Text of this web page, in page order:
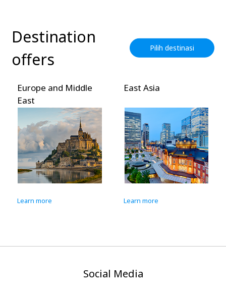
Destination
offers
Pilih destinasi
Europe and Middle
East
Learn more
East Asia
Learn more
Social Media